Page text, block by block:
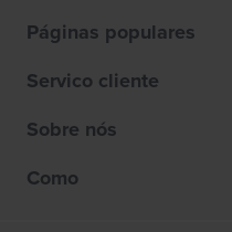
Páginas populares
Servico cliente
Sobre nós
Como